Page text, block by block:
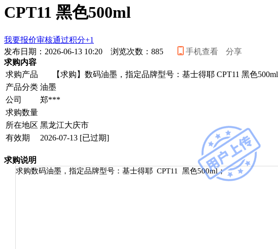
CPT11 黑色500ml
我要报价审核通过积分+1
发布日期：2026-06-13 10:20 浏览次数： 885 手机查看
分享
求购内容
求购产品
【求购】数码油墨，指定品牌型号：基士得耶 CPT11 黑色500ml
产品分类 油墨
公司
郑***
求购数量
所在地区 黑龙江大庆市
有效期
2026-07-13 [已过期]
求购说明
求购数码油墨，指定品牌型号：基士得耶 CPT11 黑色500ml；